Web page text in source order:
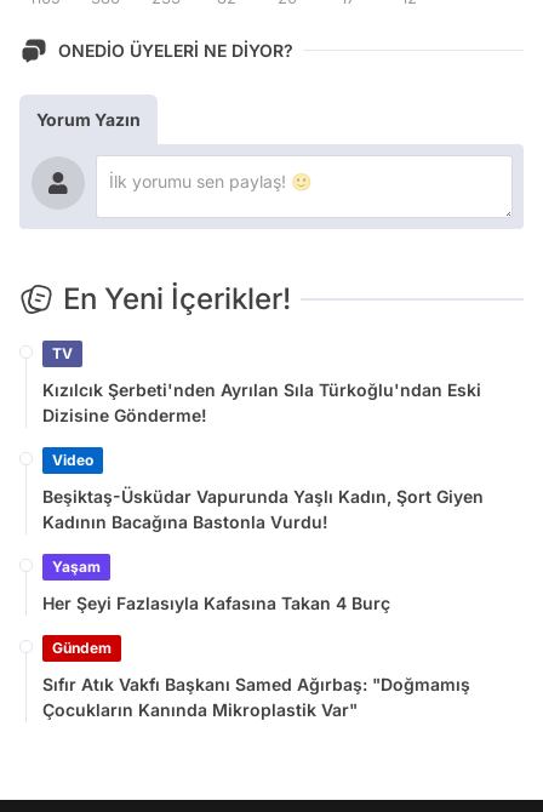
ONEDİO ÜYELERİ NE DİYOR?
Yorum Yazın
En Yeni İçerikler!
TV
Kızılcık Şerbeti'nden Ayrılan Sıla Türkoğlu'ndan Eski
Dizisine Gönderme!
Video
Beşiktaş-Üsküdar Vapurunda Yaşlı Kadın, Şort Giyen
Kadının Bacağına Bastonla Vurdu!
Yaşam
Her Şeyi Fazlasıyla Kafasına Takan 4 Burç
Gündem
Sıfır Atık Vakfı Başkanı Samed Ağırbaş: "Doğmamış
Çocukların Kanında Mikroplastik Var"